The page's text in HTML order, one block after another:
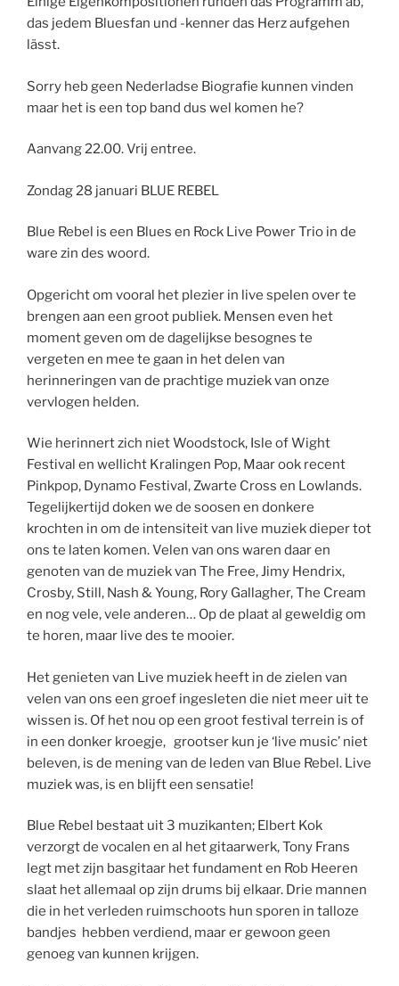
das jedem Bluesfan und -kenner das Herz aufgehen
lässt.
Sorry heb geen Nederladse Biografie kunnen vinden
maar het is een top band dus wel komen he?
Aanvang 22.00. Vrij entree.
Zondag 28 januari BLUE REBEL
Blue Rebel is een Blues en Rock Live Power Trio in de
ware zin des woord.
Opgericht om vooral het plezier in live spelen over te
brengen aan een groot publiek. Mensen even het
moment geven om de dagelijkse besognes te
vergeten en mee te gaan in het delen van
herinneringen van de prachtige muziek van onze
vervlogen helden.
Wie herinnert zich niet Woodstock, Isle of Wight
Festival en wellicht Kralingen Pop, Maar ook recent
Pinkpop, Dynamo Festival, Zwarte Cross en Lowlands.
Tegelijkertijd doken we de soosen en donkere
krochten in om de intensiteit van live muziek dieper tot
ons te laten komen. Velen van ons waren daar en
genoten van de muziek van The Free, Jimy Hendrix,
Crosby, Still, Nash & Young, Rory Gallagher, The Cream
en nog vele, vele anderen… Op de plaat al geweldig om
te horen, maar live des te mooier.
Het genieten van Live muziek heeft in de zielen van
velen van ons een groef ingesleten die niet meer uit te
wissen is. Of het nou op een groot festival terrein is of
in een donker kroegje, grootser kun je ‘live music’ niet
beleven, is de mening van de leden van Blue Rebel. Live
muziek was, is en blijft een sensatie!
Blue Rebel bestaat uit 3 muzikanten; Elbert Kok
verzorgt de vocalen en al het gitaarwerk, Tony Frans
legt met zijn basgitaar het fundament en Rob Heeren
slaat het allemaal op zijn drums bij elkaar. Drie mannen
die in het verleden ruimschoots hun sporen in talloze
bandjes hebben verdiend, maar er gewoon geen
genoeg van kunnen krijgen.